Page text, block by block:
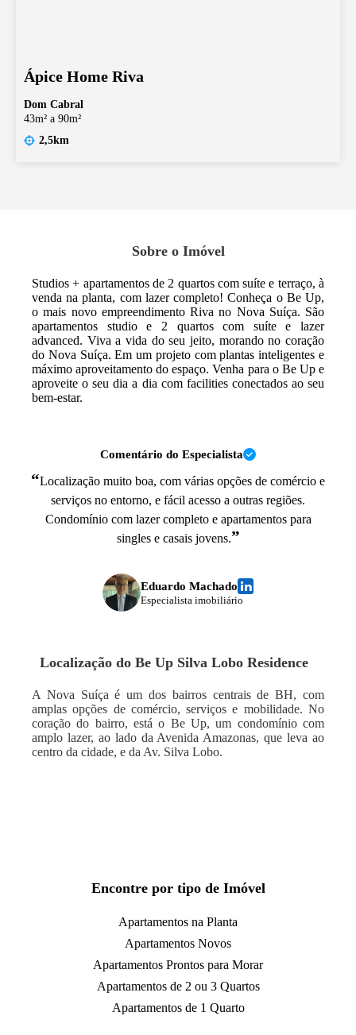
Ápice Home Riva
Dom Cabral
43m² a 90m²
2,5km
Sobre o Imóvel
Studios + apartamentos de 2 quartos com suíte e terraço, à
venda na planta, com lazer completo! Conheça o Be Up,
o mais novo empreendimento Riva no Nova Suíça. São
apartamentos studio e 2 quartos com suíte e lazer
advanced. Viva a vida do seu jeito, morando no coração
do Nova Suíça. Em um projeto com plantas inteligentes e
máximo aproveitamento do espaço. Venha para o Be Up e
aproveite o seu dia a dia com facilities conectados ao seu
bem-estar.
Comentário do Especialista
“Localização muito boa, com várias opções de comércio e
serviços no entorno, e fácil acesso a outras regiões.
Condomínio com lazer completo e apartamentos para
singles e casais jovens.”
Eduardo Machado
Especialista imobiliário
Localização do Be Up Silva Lobo Residence
A Nova Suíça é um dos bairros centrais de BH, com
amplas opções de comércio, serviços e mobilidade. No
coração do bairro, está o Be Up, um condomínio com
amplo lazer, ao lado da Avenida Amazonas, que leva ao
centro da cidade, e da Av. Silva Lobo.
Encontre por tipo de Imóvel
Apartamentos na Planta
Apartamentos Novos
Apartamentos Prontos para Morar
Apartamentos de 2 ou 3 Quartos
Apartamentos de 1 Quarto